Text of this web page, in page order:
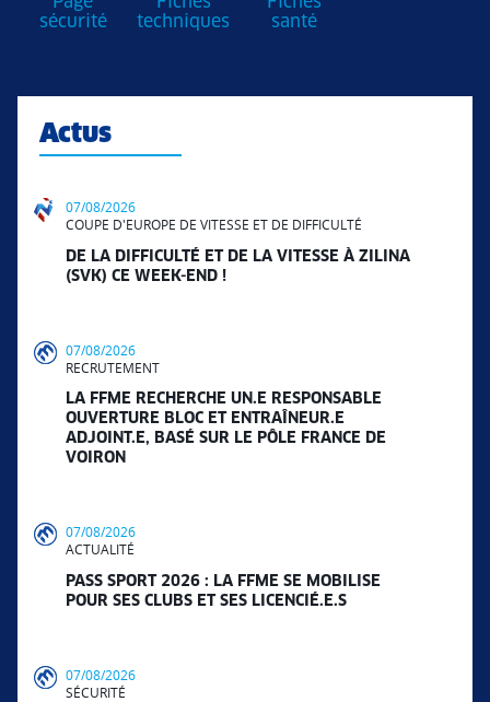
sécurité
techniques
santé
Actus
07/08/2026
COUPE D'EUROPE DE VITESSE ET DE DIFFICULTÉ
DE LA DIFFICULTÉ ET DE LA VITESSE À ZILINA
(SVK) CE WEEK-END !
07/08/2026
RECRUTEMENT
LA FFME RECHERCHE UN.E RESPONSABLE
OUVERTURE BLOC ET ENTRAÎNEUR.E
ADJOINT.E, BASÉ SUR LE PÔLE FRANCE DE
VOIRON
07/08/2026
ACTUALITÉ
PASS SPORT 2026 : LA FFME SE MOBILISE
POUR SES CLUBS ET SES LICENCIÉ.E.S
07/08/2026
SÉCURITÉ